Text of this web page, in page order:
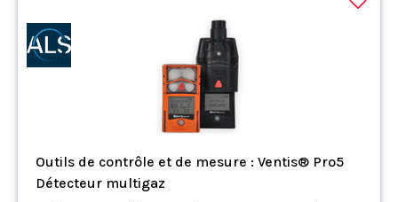
Outils de contrôle et de mesure : Ventis® Pro5
Détecteur multigaz